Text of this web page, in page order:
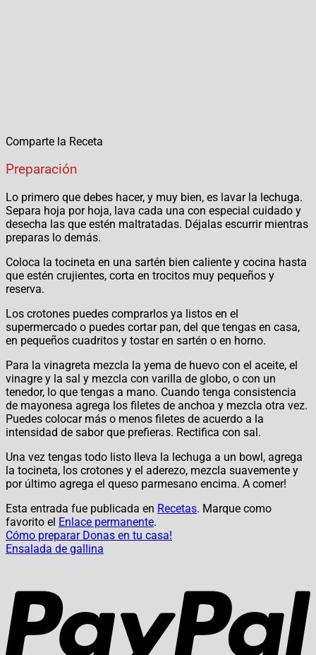
Comparte la Receta
Preparación
Lo primero que debes hacer, y muy bien, es lavar la lechuga.
Separa hoja por hoja, lava cada una con especial cuidado y
desecha las que estén maltratadas. Déjalas escurrir mientras
preparas lo demás.
Coloca la tocineta en una sartén bien caliente y cocina hasta
que estén crujientes, corta en trocitos muy pequeños y
reserva.
Los crotones puedes comprarlos ya listos en el
supermercado o puedes cortar pan, del que tengas en casa,
en pequeños cuadritos y tostar en sartén o en horno.
Para la vinagreta mezcla la yema de huevo con el aceite, el
vinagre y la sal y mezcla con varilla de globo, o con un
tenedor, lo que tengas a mano. Cuando tenga consistencia
de mayonesa agrega los filetes de anchoa y mezcla otra vez.
Puedes colocar más o menos filetes de acuerdo a la
intensidad de sabor que prefieras. Rectifica con sal.
Una vez tengas todo listo lleva la lechuga a un bowl, agrega
la tocineta, los crotones y el aderezo, mezcla suavemente y
por último agrega el queso parmesano encima. A comer!
Esta entrada fue publicada en Recetas. Marque como
favorito el Enlace permanente.
Cómo preparar Donas en tu casa!
Ensalada de gallina